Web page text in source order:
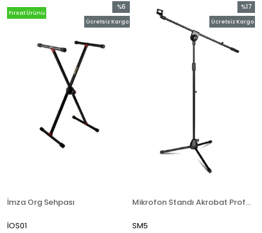
İmza Org Sehpası
İOS01
%6
İndirim
%6İndirim
Ücretsiz Kargo
Fırsat Ürünü
Mikrofon Standı Akrobat Profesyonel
SM5
%17
İndirim
Ücretsiz Kargo